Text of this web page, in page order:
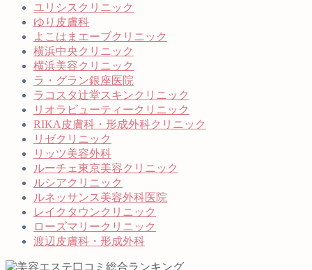
ユリシスクリニック
ゆり皮膚科
よこはまエーブクリニック
横浜中央クリニック
横浜美容クリニック
ラ・グラン銀座医院
ラコスタ辻堂スキンクリニック
リオラビューティークリニック
RIKA皮膚科・形成外科クリニック
リゼクリニック
リッツ美容外科
ルーチェ東京美容クリニック
ルシアクリニック
ルネッサンス美容外科医院
レイクタウンクリニック
ローズマリークリニック
渡辺皮膚科・形成外科